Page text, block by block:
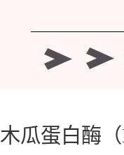
木瓜蛋白酶